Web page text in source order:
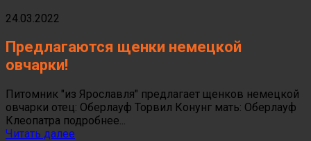
24.03.2022
Предлагаются щенки немецкой
овчарки!
Питомник "из Ярославля" предлагает щенков немецкой
овчарки отец: Оберлауф Торвил Конунг мать: Оберлауф
Клеопатра подробнее...
Читать далее